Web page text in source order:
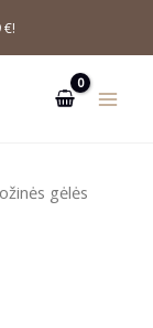
gėlės